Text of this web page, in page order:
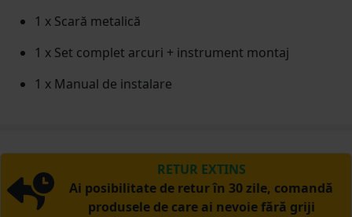
1 x Scară metalică
1 x Set complet arcuri + instrument montaj
1 x Manual de instalare
RETUR EXTINS
Ai posibilitate de retur în 30 zile, comandă
produsele de care ai nevoie fără griji